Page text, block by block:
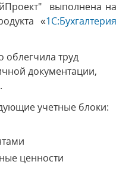
выполнена на
«1С:Бухгалтерия
труд
документации,
учетные блоки:
ценности